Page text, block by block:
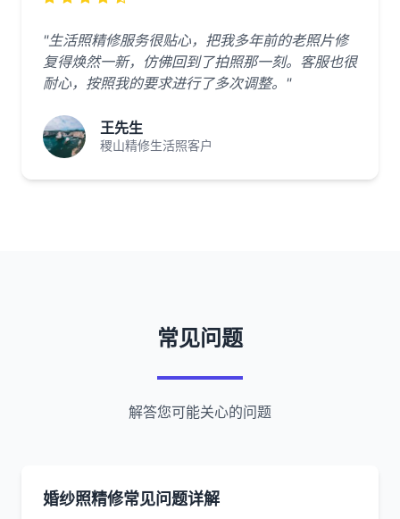
"生活照精修服务很贴心，把我多年前的老照片修
复得焕然一新，仿佛回到了拍照那一刻。客服也很
耐心，按照我的要求进行了多次调整。"
王先生
稷山精修生活照客户
常见问题
解答您可能关心的问题
婚纱照精修常见问题详解